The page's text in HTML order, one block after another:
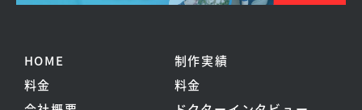
HOME
制作実績
料金
料金